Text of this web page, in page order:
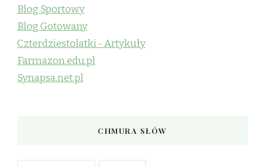
Blog Sportowy
Blog Gotowany
Czterdziestolatki - Artykuły
Farmazon.edu.pl
Synapsa.net.pl
CHMURA SŁÓW